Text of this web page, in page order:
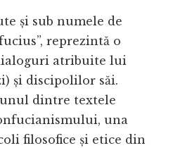
și sub numele de
reprezintă o
atribuite lui
și discipolilor săi.
unul dintre textele
una
filosofice și etice din